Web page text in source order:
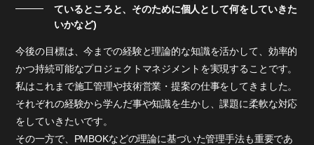
ているところと、そのために個人として何をしていきた
いかなど)
今後の目標は、今までの経験と理論的な知識を活かして、効率的
かつ持続可能なプロジェクトマネジメントを実現することです。
私はこれまで施工管理や技術営業・提案の仕事をしてきました。
それぞれの経験から学んだ事や知識を生かし、課題に柔軟な対応
をしていきたいです。
その一方で、PMBOKなどの理論に基づいた管理手法も重要であ